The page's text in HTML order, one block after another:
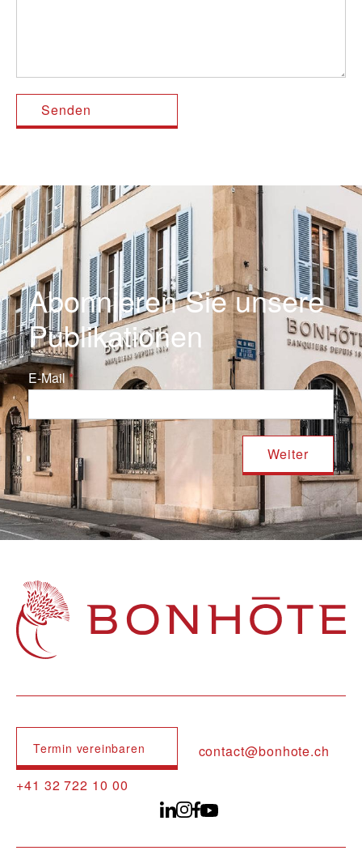
Abonnieren Sie unsere
Publikationen
E-Mail
Navigation principale
Termin vereinbaren
contact@bonhote.ch
+41 32 722 10 00